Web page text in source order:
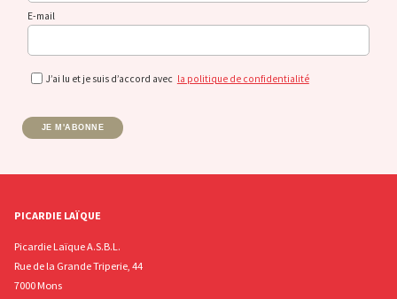
E-mail
J’ai lu et je suis d’accord avec la politique de confidentialité
JE M'ABONNE
PICARDIE LAÏQUE
Picardie Laïque A.S.B.L.
Rue de la Grande Triperie, 44
7000 Mons